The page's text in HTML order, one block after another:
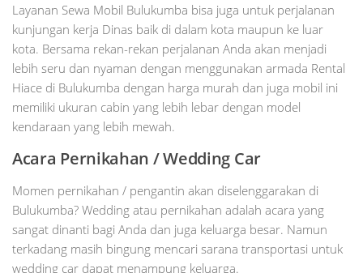
Layanan Sewa Mobil Bulukumba bisa juga untuk perjalanan
kunjungan kerja Dinas baik di dalam kota maupun ke luar
kota. Bersama rekan-rekan perjalanan Anda akan menjadi
lebih seru dan nyaman dengan menggunakan armada Rental
Hiace di Bulukumba dengan harga murah dan juga mobil ini
memiliki ukuran cabin yang lebih lebar dengan model
kendaraan yang lebih mewah.
Acara Pernikahan / Wedding Car
Momen pernikahan / pengantin akan diselenggarakan di
Bulukumba? Wedding atau pernikahan adalah acara yang
sangat dinanti bagi Anda dan juga keluarga besar. Namun
terkadang masih bingung mencari sarana transportasi untuk
wedding car dapat menampung keluarga.